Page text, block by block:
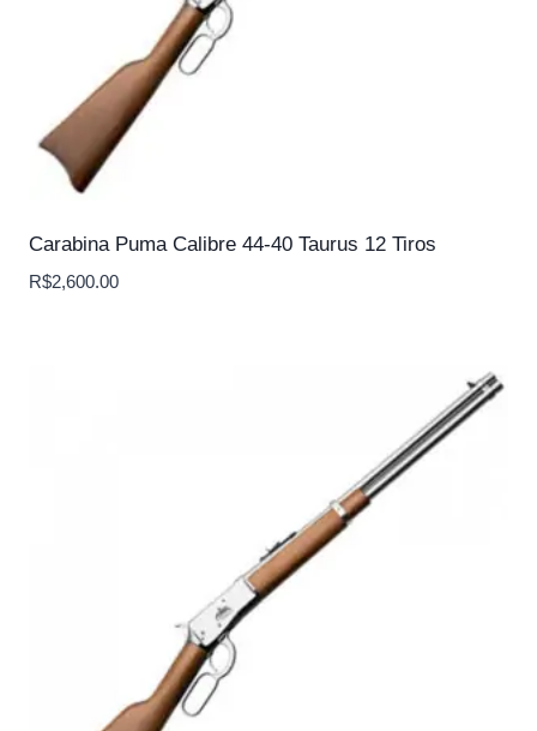
Carabina Puma Calibre 44-40 Taurus 12 Tiros
R$2,600.00